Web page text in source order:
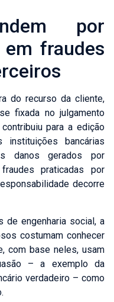
por
em fraudes
do recurso da cliente,
fixada no julgamento
para a edição
bancárias
danos gerados por
praticadas por
decorre
de engenharia social, a
costumam conhecer
com base neles, usam
– a exemplo da
verdadeiro – como